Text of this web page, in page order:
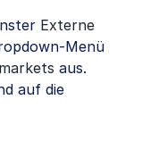
Externe
Menü
aus.
auf die